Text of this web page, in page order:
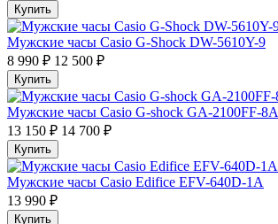
Купить
Мужские часы Casio G-Shock DW-5610Y-9
8 990 ₽ 12 500 ₽
Купить
Мужские часы Casio G-shock GA-2100FF-8A
13 150 ₽ 14 700 ₽
Купить
Мужские часы Casio Edifice EFV-640D-1A
13 990 ₽
Купить